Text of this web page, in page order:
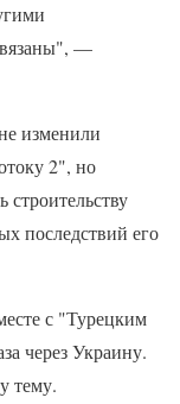
—
изменили
2", но
последствий его
с "Турецким
через Украину.
тему.